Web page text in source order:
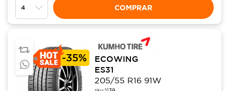
COMPRAR
-35%
ECOWING
ES31
205/55 R16 91W